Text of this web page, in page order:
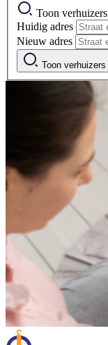
Toon verhuizers
Huidig adres
Nieuw adres
Toon verhuizers